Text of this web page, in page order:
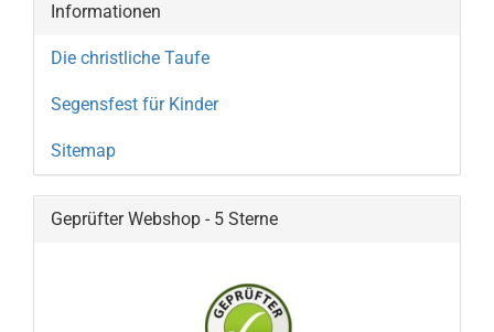
Informationen
Die christliche Taufe
Segensfest für Kinder
Sitemap
Geprüfter Webshop - 5 Sterne